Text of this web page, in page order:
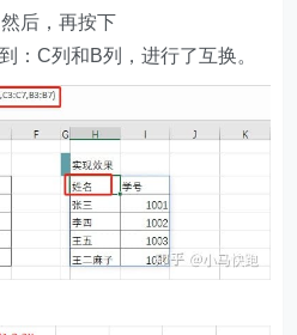
后，再按下
：C列和B列，进行了互换。